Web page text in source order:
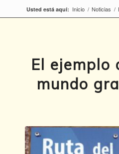
Usted está aquí: Inicio / Noticias /
El ejemplo
mundo